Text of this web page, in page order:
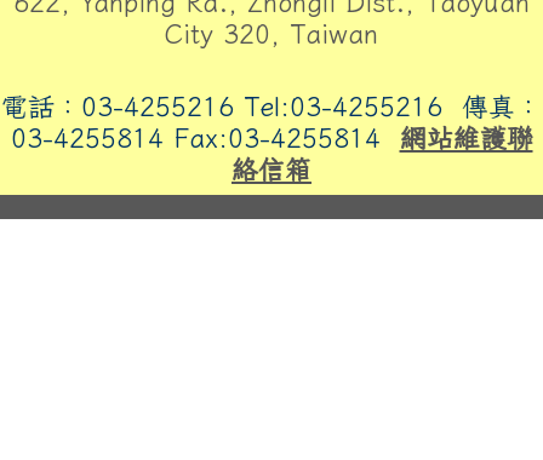
City 320, Taiwan
電話：03-4255216 Tel:03-4255216 傳真：
03-4255814 Fax:03-4255814 網站維護聯
絡信箱